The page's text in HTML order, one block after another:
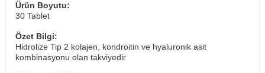
Ürün Boyutu:
30 Tablet
Özet Bilgi:
Hidrolize Tip 2 kolajen, kondroitin ve hyaluronik asit
kombinasyonu olan takviyedir